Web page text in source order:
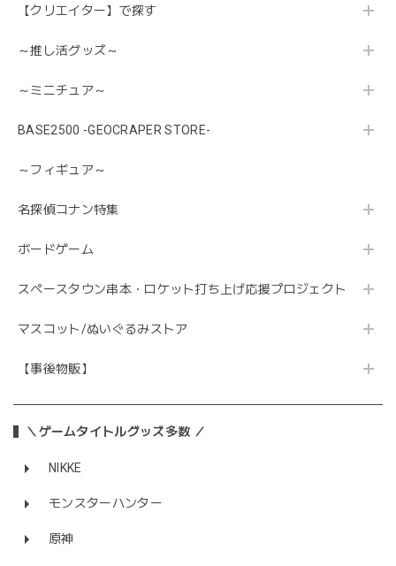
【クリエイター】で探す
～推し活グッズ～
～ミニチュア～
BASE2500 -GEOCRAPER STORE-
～フィギュア～
名探偵コナン特集
ボードゲーム
スペースタウン串本・ロケット打ち上げ応援プロジェクト
マスコット/ぬいぐるみストア
【事後物販】
＼ゲームタイトルグッズ多数 ／
NIKKE
モンスターハンター
原神